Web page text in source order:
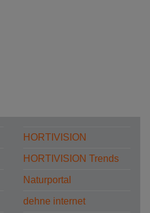
HORTIVISION
HORTIVISION Trends
Naturportal
dehne internet